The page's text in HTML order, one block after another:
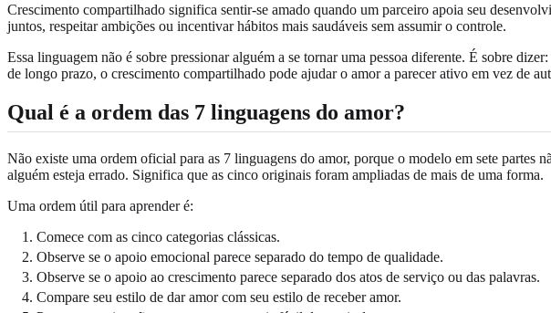
Crescimento compartilhado significa sentir-se amado quando um parceiro apoia seu
juntos, respeitar ambições ou incentivar hábitos mais saudáveis sem assumir o controle.
Essa linguagem não é sobre pressionar alguém a se tornar uma pessoa diferente. É sobre
de longo prazo, o crescimento compartilhado pode ajudar o amor a parecer ativo em vez de
Qual é a ordem das 7 linguagens do amor?
Não existe uma ordem oficial para as 7 linguagens do amor, porque o modelo em sete partes
alguém esteja errado. Significa que as cinco originais foram ampliadas de mais de uma forma.
Uma ordem útil para aprender é:
Comece com as cinco categorias clássicas.
Observe se o apoio emocional parece separado do tempo de qualidade.
Observe se o apoio ao crescimento parece separado dos atos de serviço ou das palavras.
Compare seu estilo de dar amor com seu estilo de receber amor.